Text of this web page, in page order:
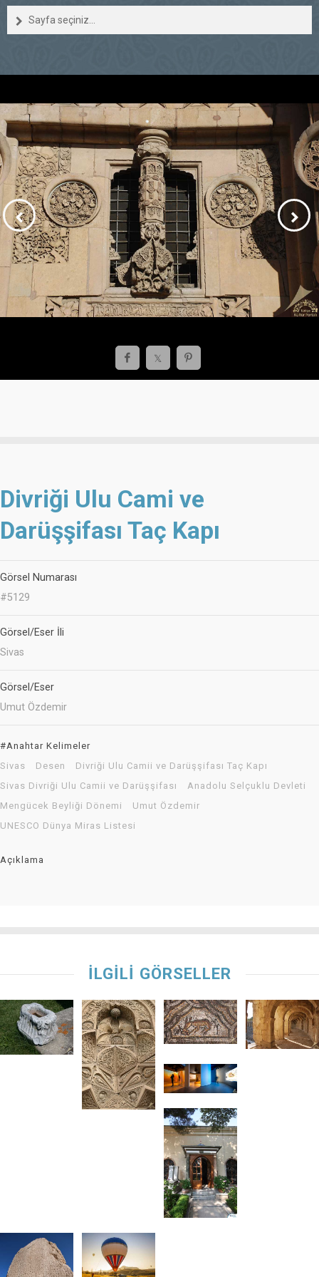
Sayfa seçiniz...
Divriği Ulu Cami ve
Darüşşifası Taç Kapı
Görsel Numarası
#5129
Görsel/Eser İli
Sivas
Görsel/Eser
Umut Özdemir
#Anahtar Kelimeler
Sivas
Desen
Divriği Ulu Camii ve Darüşşifası Taç Kapı
Sivas Divriği Ulu Camii ve Darüşşifası
Anadolu Selçuklu Devleti
Mengücek Beyliği Dönemi
Umut Özdemir
UNESCO Dünya Miras Listesi
Açıklama
İLGİLİ GÖRSELLER